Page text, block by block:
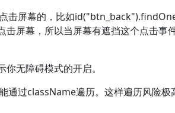
屏幕的，比如
屏幕，所以当屏幕有遮挡这个点击事
无障碍模式的开启。
过className遍历。这样遍历风险极